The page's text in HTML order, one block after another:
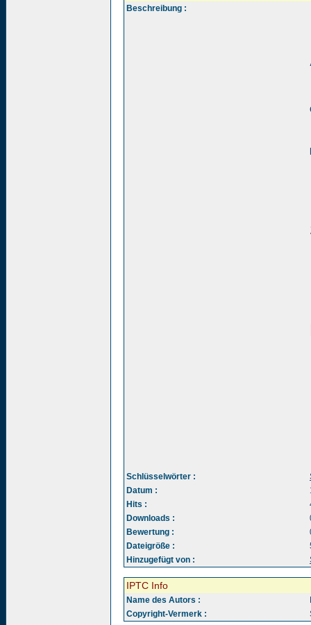
Beschreibung :
Schlüsselwörter :
Datum :
Hits :
Downloads :
Bewertung :
Dateigröße :
Hinzugefügt von :
IPTC Info
Name des Autors :
Copyright-Vermerk :